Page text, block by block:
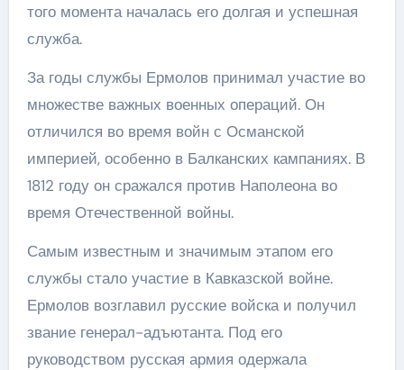
того момента началась его долгая и успешная
служба.
За годы службы Ермолов принимал участие во
множестве важных военных операций. Он
отличился во время войн с Османской
империей, особенно в Балканских кампаниях. В
1812 году он сражался против Наполеона во
время Отечественной войны.
Самым известным и значимым этапом его
службы стало участие в Кавказской войне.
Ермолов возглавил русские войска и получил
звание генерал-адъютанта. Под его
руководством русская армия одержала